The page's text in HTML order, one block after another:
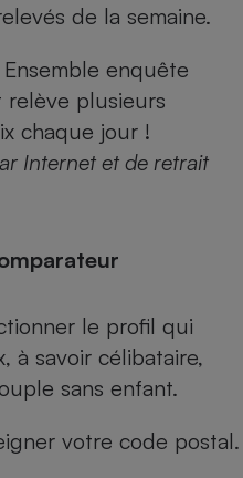
de la semaine.
enquête
plusieurs
chaque jour !
Internet et de retrait
le profil qui
à savoir célibataire,
sans enfant.
votre code postal.